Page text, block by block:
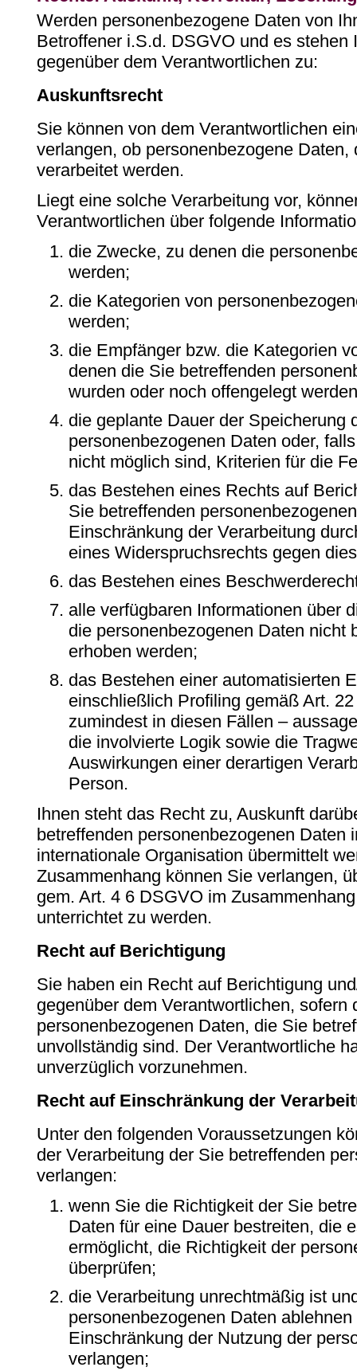
Werden personenbezogene Daten von
Betroffener i.S.d. DSGVO und es stehen
gegenüber dem Verantwortlichen zu:
Auskunftsrecht
Sie können von dem Verantwortlichen
verlangen, ob personenbezogene
verarbeitet werden.
Liegt eine solche Verarbeitung vor,
Verantwortlichen über folgende
die Zwecke, zu denen die
werden;
die Kategorien von
werden;
die Empfänger bzw. die Kategorien
denen die Sie betreffenden
wurden oder noch offengelegt
die geplante Dauer der Speicherung
personenbezogenen Daten oder,
nicht möglich sind, Kriterien für die
das Bestehen eines Rechts auf
Sie betreffenden
Einschränkung der Verarbeitung
eines Widerspruchsrechts gegen
das Bestehen eines
alle verfügbaren Informationen über
die personenbezogenen Daten nicht
erhoben werden;
das Bestehen einer automatisierten
einschließlich Profiling gemäß Art.
zumindest in diesen Fällen –
die involvierte Logik sowie die
Auswirkungen einer derartigen
Person.
Ihnen steht das Recht zu, Auskunft
betreffenden personenbezogenen Daten
internationale Organisation übermittelt
Zusammenhang können Sie verlangen,
gem. Art. 4 6 DSGVO im
unterrichtet zu werden.
Recht auf Berichtigung
Sie haben ein Recht auf Berichtigung
gegenüber dem Verantwortlichen, sofern
personenbezogenen Daten, die Sie
unvollständig sind. Der Verantwortliche
unverzüglich vorzunehmen.
Recht auf Einschränkung der
Unter den folgenden Voraussetzungen
der Verarbeitung der Sie betreffenden
verlangen:
wenn Sie die Richtigkeit der Sie
Daten für eine Dauer bestreiten, die
ermöglicht, die Richtigkeit der
überprüfen;
die Verarbeitung unrechtmäßig ist
personenbezogenen Daten
Einschränkung der Nutzung der
verlangen;